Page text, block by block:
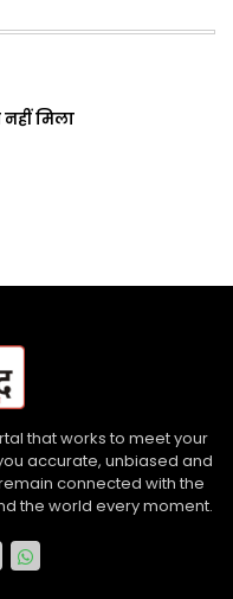
मिला
that works to meet your
accurate, unbiased and
connected with the
the world every moment.